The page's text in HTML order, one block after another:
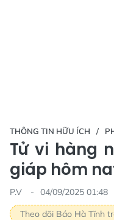
THÔNG TIN HỮU ÍCH
Tử vi hàng
giáp hôm
P.V
04/09/2025 01:48
Theo dõi Báo Hà Tĩnh